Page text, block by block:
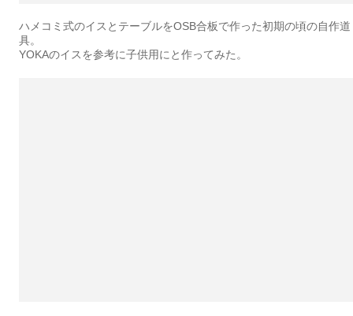
ハメコミ式のイスとテーブルをOSB合板で作った初期の頃の自作道
具。
YOKAのイスを参考に子供用にと作ってみた。